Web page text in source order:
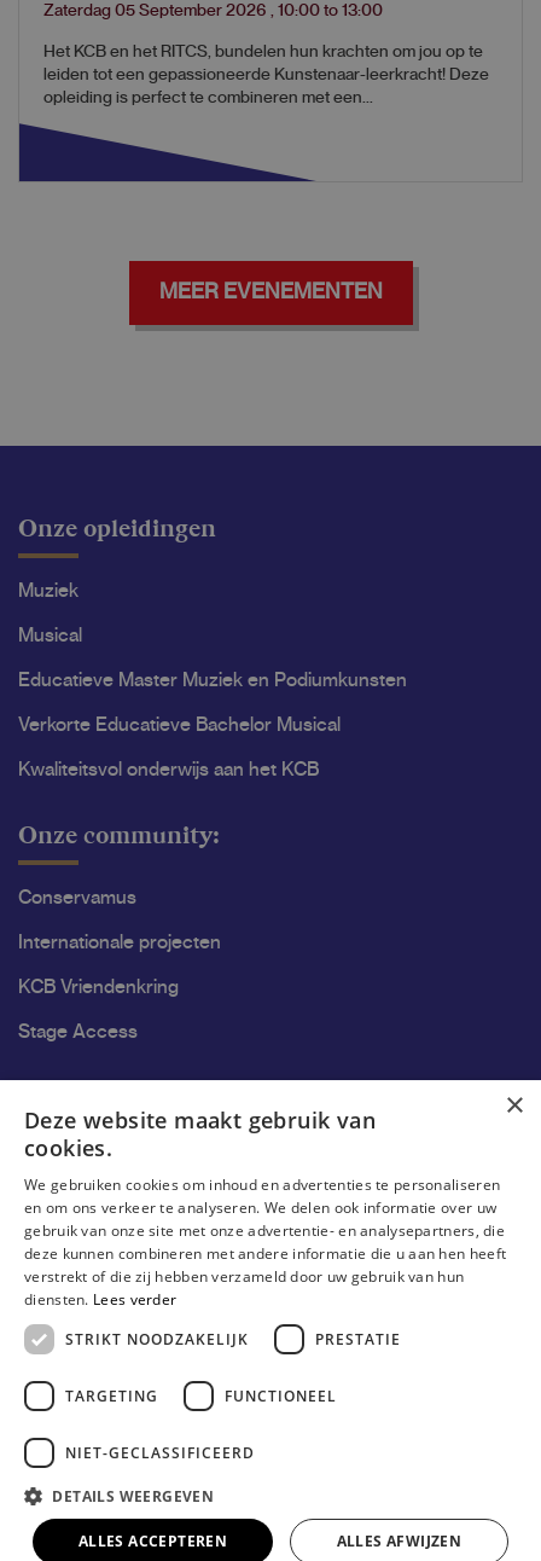
Zaterdag 05 September 2026 , 10:00 to 13:00
Het KCB en het RITCS, bundelen hun krachten om jou op te
leiden tot een gepassioneerde Kunstenaar-leerkracht! Deze
opleiding is perfect te combineren met een...
MEER EVENEMENTEN
Onze opleidingen
Muziek
Musical
Educatieve Master Muziek en Podiumkunsten
Verkorte Educatieve Bachelor Musical
Kwaliteitsvol onderwijs aan het KCB
Onze community:
Conservamus
Internationale projecten
KCB Vriendenkring
Stage Access
Onderzoek
Onderzoeksgroepen
Onderzoekers
Onderzoeker worden
© Erasmushogeschool Brussel 2026
Cookieverklaring
Gebruiksvoorwaarden
Privacyverklaring
×
Deze website maakt gebruik van
cookies.
We gebruiken cookies om inhoud en advertenties te personaliseren
en om ons verkeer te analyseren. We delen ook informatie over uw
gebruik van onze site met onze advertentie- en analysepartners, die
deze kunnen combineren met andere informatie die u aan hen heeft
verstrekt of die zij hebben verzameld door uw gebruik van hun
diensten. Lees verder
STRIKT NOODZAKELIJK
PRESTATIE
TARGETING FUNCTIONEEL
NIET-GECLASSIFICEERD
DETAILS WEERGEVEN
ALLES ACCEPTEREN ALLES AFWIJZEN